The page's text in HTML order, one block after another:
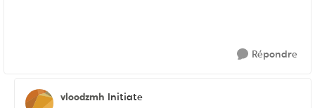
Répondre
vloodzmh Initiate